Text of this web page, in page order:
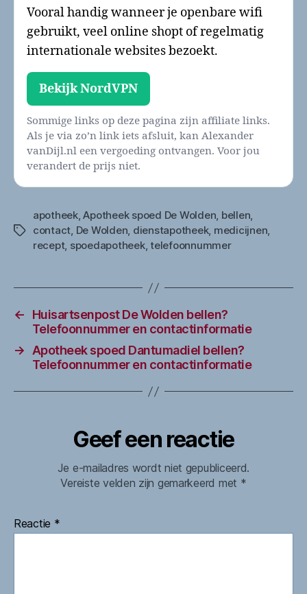
Vooral handig wanneer je openbare wifi
gebruikt, veel online shopt of regelmatig
internationale websites bezoekt.
Bekijk NordVPN
Sommige links op deze pagina zijn affiliate links.
Als je via zo’n link iets afsluit, kan Alexander
vanDijl.nl een vergoeding ontvangen. Voor jou
verandert de prijs niet.
Tags
apotheek,Apotheek spoed De Wolden, bellen,
contact, De Wolden, dienstapotheek, medicijnen,
recept, spoedapotheek,telefoonnummer
←
Huisartsenpost De Wolden bellen?
Telefoonnummer en contactinformatie
→
Apotheek spoed Dantumadiel bellen?
Telefoonnummer en contactinformatie
Geef een reactie
Je e-mailadres wordt niet gepubliceerd.
Vereiste velden zijn gemarkeerd met *
Reactie *